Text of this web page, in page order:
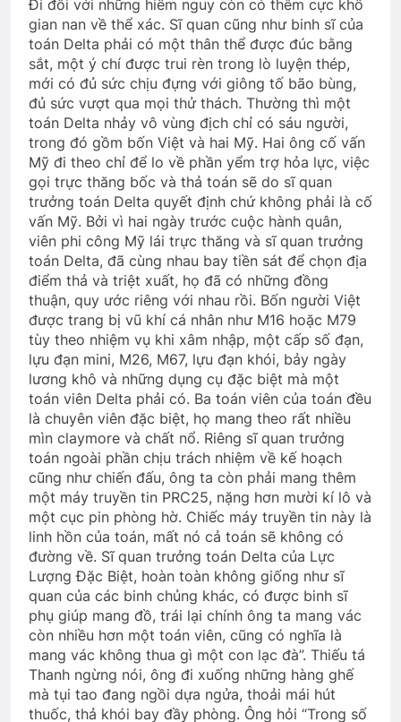
2 Years Ago
CSVSQ Bùi Quang Mẫn K6
2 Years Ago
Quân Kỳ – Quân Phục
2 Years Ago
MÙA XUÂN
3 Years Ago
Ra đi là hết rồi
3 Years Ago
GẶP GỠ LÀM CHI
3 Years Ago
Thông tin về ĐH ĐK VB TC 2024
2 Years Ago
CSVSQ Anthony Lã Huy Anh K14
2 Years Ago
Cao Nguyên 1973
2 Years Ago
Bình Dương 1970
2 Years Ago
YÊU NGHĨA LÀ YÊU?
3 Years Ago
Trảng Bàng 1972
2 Years Ago
Website Đại Hội VBTC 2026
1 Year Ago
Đi đôi với những hiểm nguy còn có thêm cực khổ
gian nan về thể xác. Sĩ quan cũng như binh sĩ của
toán Delta phải có một thân thể được đúc bằng
sắt, một ý chí được trui rèn trong lò luyện thép,
mới có đủ sức chịu đựng với giông tố bão bùng,
đủ sức vượt qua mọi thử thách. Thường thì một
toán Delta nhảy vô vùng địch chỉ có sáu người,
trong đó gồm bốn Việt và hai Mỹ. Hai ông cố vấn
Mỹ đi theo chỉ để lo về phần yểm trợ hỏa lực, việc
gọi trực thăng bốc và thả toán sẽ do sĩ quan
trưởng toán Delta quyết định chứ không phải là cố
vấn Mỹ. Bởi vì hai ngày trước cuộc hành quân,
viên phi công Mỹ lái trực thăng và sĩ quan trưởng
toán Delta, đã cùng nhau bay tiền sát để chọn địa
điểm thả và triệt xuất, họ đã có những đồng
thuận, quy ước riêng với nhau rồi. Bốn người Việt
được trang bị vũ khí cá nhân như M16 hoặc M79
tùy theo nhiệm vụ khi xâm nhập, một cấp số đạn,
lựu đạn mini, M26, M67, lựu đạn khói, bảy ngày
lương khô và những dụng cụ đặc biệt mà một
toán viên Delta phải có. Ba toán viên của toán đều
là chuyên viên đặc biệt, họ mang theo rất nhiều
mìn claymore và chất nổ. Riêng sĩ quan trưởng
toán ngoài phần chịu trách nhiệm về kế hoạch
cũng như chiến đấu, ông ta còn phải mang thêm
một máy truyền tin PRC25, nặng hơn mười kí lô và
một cục pin phòng hờ. Chiếc máy truyền tin này là
linh hồn của toán, mất nó cả toán sẽ không có
đường về. Sĩ quan trưởng toán Delta của Lực
Lượng Đặc Biệt, hoàn toàn không giống như sĩ
quan của các binh chủng khác, có được binh sĩ
phụ giúp mang đồ, trái lại chính ông ta mang vác
còn nhiều hơn một toán viên, cũng có nghĩa là
mang vác không thua gì một con lạc đà”. Thiếu tá
Thanh ngừng nói, ông đi xuống những hàng ghế
mà tụi tao đang ngồi dựa ngửa, thoải mái hút
thuốc, thả khói bay đầy phòng. Ông hỏi “Trong số